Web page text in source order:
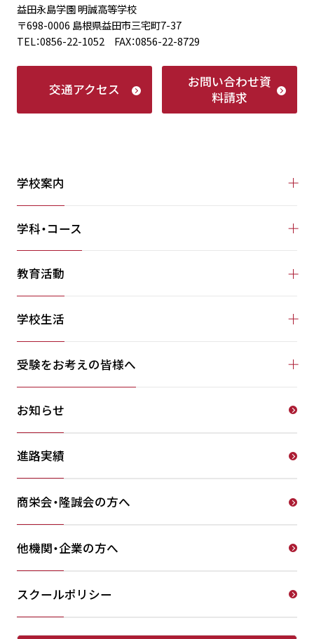
益田永島学園 明誠高等学校
〒698-0006 島根県益田市三宅町7-37
TEL：0856-22-1052 FAX：0856-22-8729
交通アクセス お問い合わせ資
料請求
学校案内
学科・コース
教育活動
学校生活
受験をお考えの皆様へ
お知らせ
進路実績
商栄会・隆誠会の方へ
他機関・企業の方へ
スクールポリシー